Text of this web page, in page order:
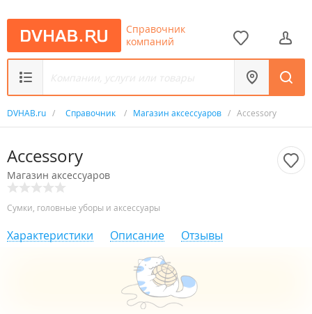
Справочник
компаний
DVHAB.ru / Справочник / Магазин аксессуаров / Accessory
Accessory
Магазин аксессуаров
Сумки, головные уборы и аксессуары
Характеристики Описание Отзывы